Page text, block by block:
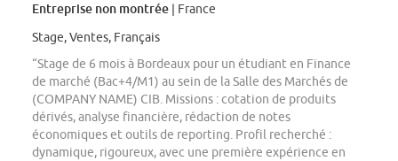
Entreprise non montrée | France
Stage, Ventes, Français
“Stage de 6 mois à Bordeaux pour un étudiant en Finance
de marché (Bac+4/M1) au sein de la Salle des Marchés de
(COMPANY NAME) CIB. Missions : cotation de produits
dérivés, analyse financière, rédaction de notes
économiques et outils de reporting. Profil recherché :
dynamique, rigoureux, avec une première expérience en